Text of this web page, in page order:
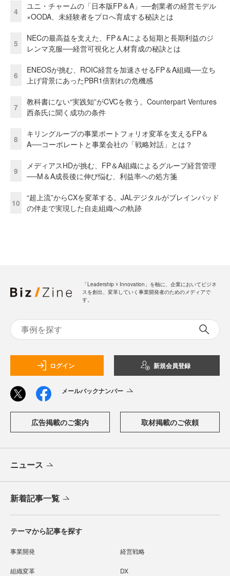
4
ユニ・チャームの「日本版FP＆A」──創業者の経営モデル
×OODA、未経験者をプロへ育成する秘訣とは
5
NECの最高益を支えた、FP＆Aによる短期と長期利益のジ
レンマ克服──経営可視化と人材育成の秘訣とは
6
ENEOSが挑む、ROIC経営を加速させるFP＆A組織──立ち
上げ背景にあったPBR1倍割れの危機感
7
教科書にない“実践知”がCVCを救う。Counterpart Ventures
西条氏に聞く成功の条件
8
キリングループの事業ポートフォリオ変革を支えるFP＆
A──コーポレートと事業会社の「戦略対話」とは？
9
メディアスHDが挑む、FP＆A組織によるグループ経営管理
──M＆A成長後に伸び悩む、利益率への処方箋
10
“超上流”からCXを変革する。JALデジタルがブレインパッド
の伴走で実現した自走組織への軌跡
「Leadership ☓ Innovation」を軸に、企業においてビジネ
スを創出、変革していく事業開発者のためのメディアで
す。
ログイン 新規会員登録
メールバックナンバー
広告掲載のご案内 取材掲載のご依頼
ニュース
新着記事一覧
テーマから記事を探す
事業開発 経営戦略
組織変革 DX